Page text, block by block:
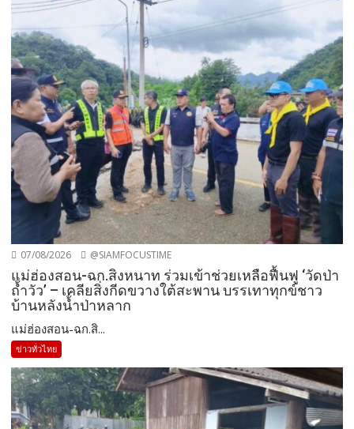
07/08/2026 @SIAMFOCUSTIME
แม่ฮ่องสอน-ฉก.สิงหนาท ร่วมเข้าช่วยเหลือฟื้นฟู ‘วัดป่า
ถ้ำวัว’ – เคลียสิ่งกีดขวางใต้สะพาน บรรเทาทุกข์ชาว
บ้านหลังน้ำป่าหลาก
แม่ฮ่องสอน-ฉก.สิ...
ข่าวทั่วไทย